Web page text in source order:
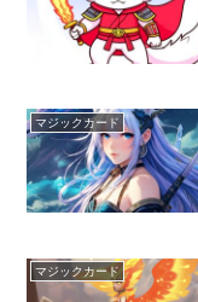
マジックカード
マジックカード